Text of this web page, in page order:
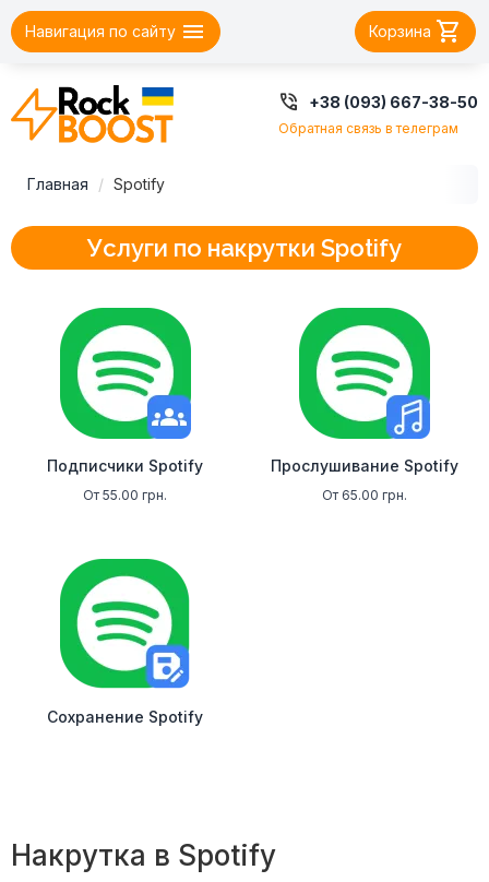
Навигация по сайту  Корзина 
 +38 (093) 667-38-50
Обратная связь в телеграм
Главная Spotify
Услуги по накрутки Spotify
Подписчики Spotify
От 55.00 грн.
Прослушивание Spotify
От 65.00 грн.
Сохранение Spotify
Накрутка в Spotify